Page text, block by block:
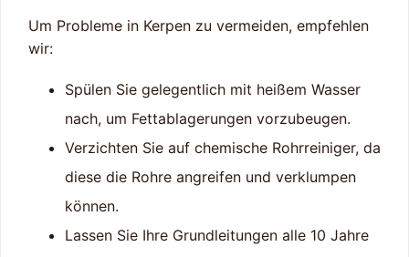
Um Probleme in Kerpen zu vermeiden, empfehlen
wir:
Spülen Sie gelegentlich mit heißem Wasser
nach, um Fettablagerungen vorzubeugen.
Verzichten Sie auf chemische Rohrreiniger, da
diese die Rohre angreifen und verklumpen
können.
Lassen Sie Ihre Grundleitungen alle 10 Jahre